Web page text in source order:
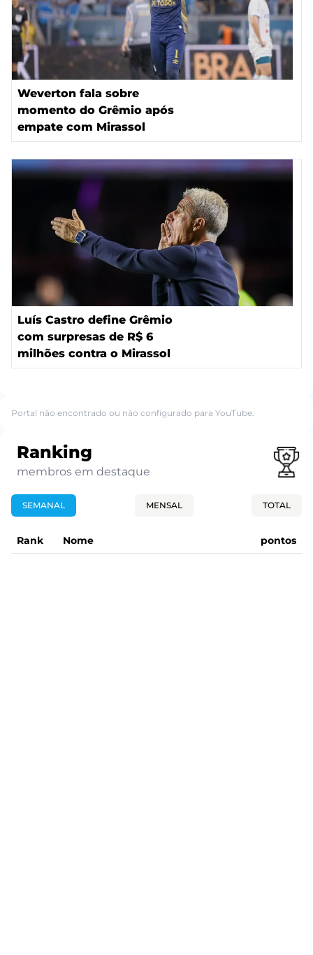
Weverton fala sobre
momento do Grêmio após
empate com Mirassol
Luís Castro define Grêmio
com surpresas de R$ 6
milhões contra o Mirassol
Portal não encontrado ou não configurado para YouTube.
Ranking
membros em destaque
SEMANAL MENSAL TOTAL
Rank Nome pontos